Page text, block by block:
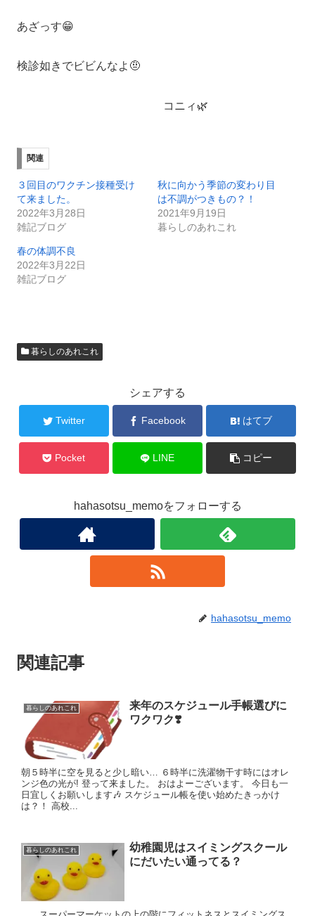
あざっす😁
検診如きでビビんなよ🤨
コニィ🌿
関連
３回目のワクチン接種受け
て来ました。
2022年3月28日
雑記ブログ
秋に向かう季節の変わり目
は不調がつきもの？！
2021年9月19日
暮らしのあれこれ
春の体調不良
2022年3月22日
雑記ブログ
暮らしのあれこれ
シェアする
Twitter Facebook はてブ
Pocket LINE コピー
hahasotsu_memoをフォローする
hahasotsu_memo
関連記事
暮らしのあれこれ
来年のスケジュール手帳選びに
ワクワク❣️
朝５時半に空を見ると少し暗い… ６時半に洗濯物干す時にはオレ
ンジ色の光が! 登って来ました。 おはよーございます。 今日も一
日宜しくお願いします🎶 スケジュール帳を使い始めたきっかけ
は？！ 高校...
暮らしのあれこれ
幼稚園児はスイミングスクール
にだいたい通ってる？